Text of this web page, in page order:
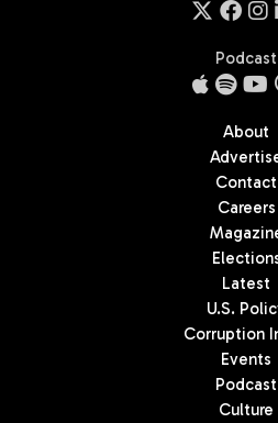
Podcast
About
Contact
Careers
Latest
U.S.
Corruption
Events
Podcast
Culture